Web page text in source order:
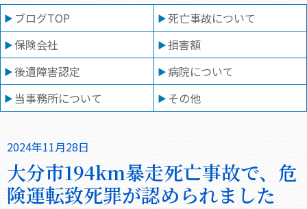
ブログTOP
死亡事故について
保険会社
損害額
後遺障害認定
病院について
当事務所について
その他
2024年11月28日
大分市194km暴走死亡事故で、危
険運転致死罪が認められました